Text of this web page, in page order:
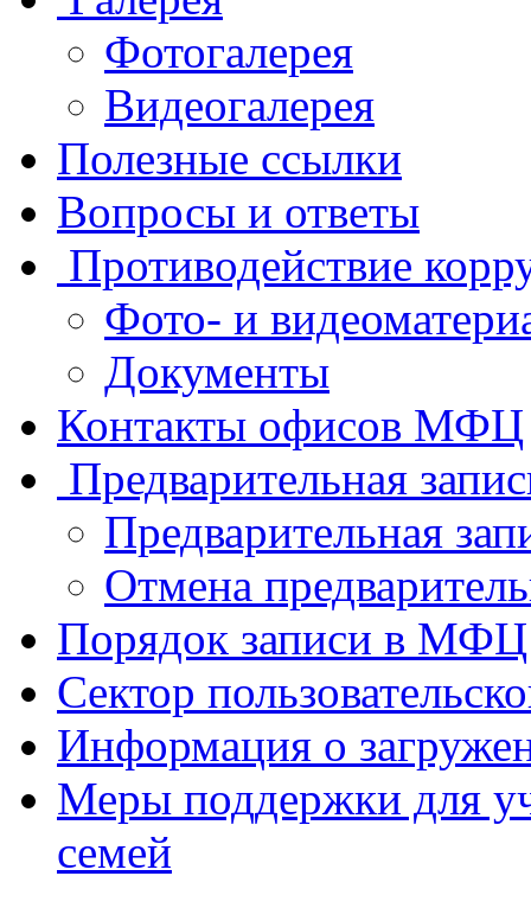
Фотогалерея
Видеогалерея
Полезные ссылки
Вопросы и ответы
Противодействие
Фото- и
Документы
Контакты офисов МФЦ
Предварительная
Предварительная
Отмена
Порядок записи в МФЦ
Сектор
Информация о
Меры поддержки для
семей